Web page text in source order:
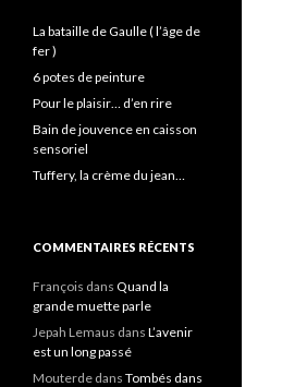
La bataille de Gaulle ( l’âge de
fer )
6 potes de peinture
Pour le plaisir… d’en rire
Bain de jouvence en caisson
sensoriel
Tuffery, la crème du jean…
COMMENTAIRES RÉCENTS
François dans Quand la
grande muette parle
Jepah Lemaus dans L’avenir
est un long passé
Mouterde dans Tombés dans